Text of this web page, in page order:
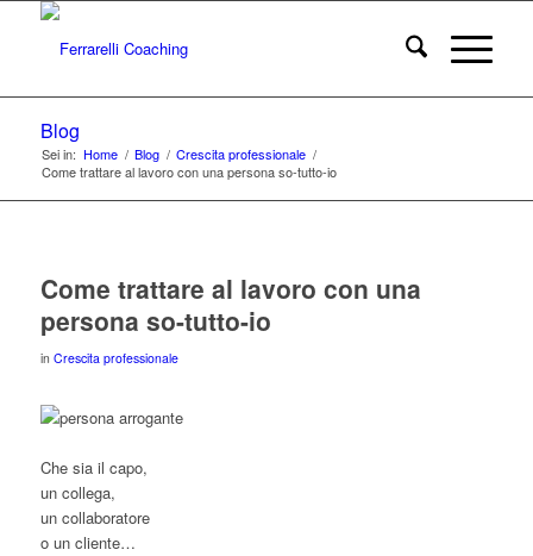
Blog
Sei in: Home / Blog / Crescita professionale /
Come trattare al lavoro con una persona so-tutto-io
Come trattare al lavoro con una
persona so-tutto-io
in Crescita professionale
Che sia il capo,
un collega,
un collaboratore
o un cliente…